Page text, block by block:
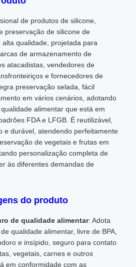
de produtos de silicone,
preservação de silicone de
qualidade, projetada para
de armazenamento de
atacadistas, vendedores de
e fornecedores de
preservação selada, fácil
em vários cenários, adotando
alimentar que está em
FDA e LFGB. É reutilizável,
e durável, atendendo perfeitamente
de vegetais e frutas em
personalização completa de
às diferentes demandas de
do produto
de qualidade alimentar: Adota
qualidade alimentar, livre de BPA,
e insípido, seguro para contato
vegetais, carnes e outros
em conformidade com as